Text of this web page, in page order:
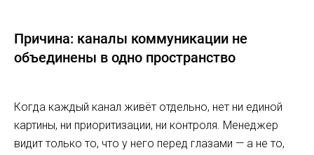
Причина: каналы коммуникации не
объединены в одно пространство
Когда каждый канал живёт отдельно, нет ни единой
картины, ни приоритизации, ни контроля. Менеджер
видит только то, что у него перед глазами — а не то,